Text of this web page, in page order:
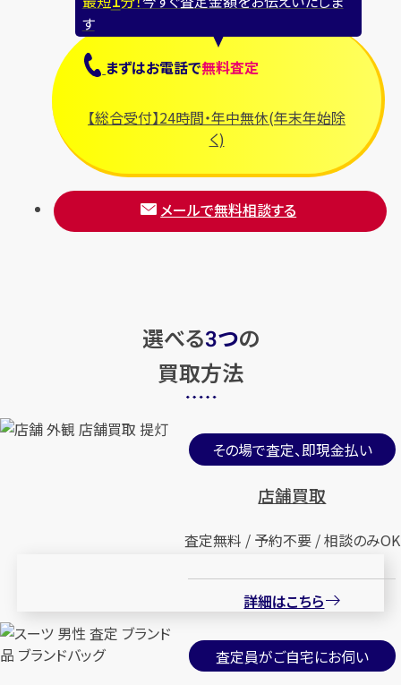
す
まずはお電話で無料査定
【総合受付】24時間・年中無休(年末年始除
く)
メールで無料相談する
選べる3つの
買取方法
その場で査定、即現金払い
店舗買取
査定無料 / 予約不要 / 相談のみOK
詳細はこちら
査定員がご自宅にお伺い